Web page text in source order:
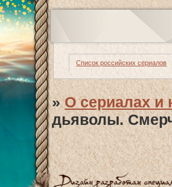
Список российских сериалов
»О сериалах и
дьяволы.